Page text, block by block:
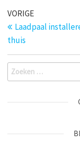
Bericht
navigatie
Vorig
bericht
VORIGE
Laadpaal
thuis
Zoeken
naar: